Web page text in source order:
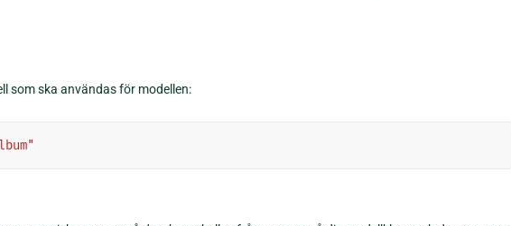
som ska användas för modellen: